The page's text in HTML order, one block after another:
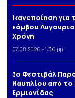
Iκανοποίηση για
κόμβου
Χρόνη
07.08.2026 - 1:36 μμ
3o Φεστιβάλ
Ναυπλίου από το
Ερμιονίδας